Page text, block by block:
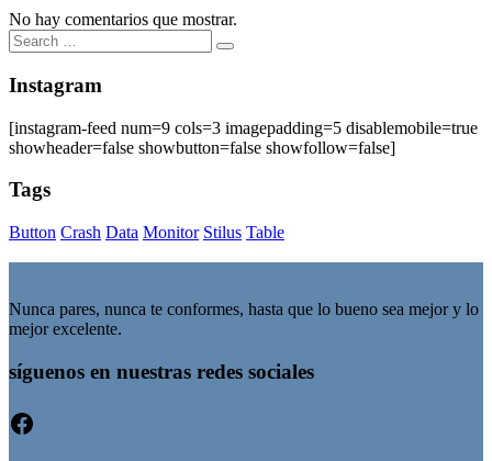
No hay comentarios que mostrar.
Search
for:
Search
Instagram
[instagram-feed num=9 cols=3 imagepadding=5 disablemobile=true
showheader=false showbutton=false showfollow=false]
Tags
Button Crash Data Monitor Stilus Table
Nunca pares, nunca te conformes, hasta que lo bueno sea mejor y lo
mejor excelente.
síguenos en nuestras redes sociales
Facebook